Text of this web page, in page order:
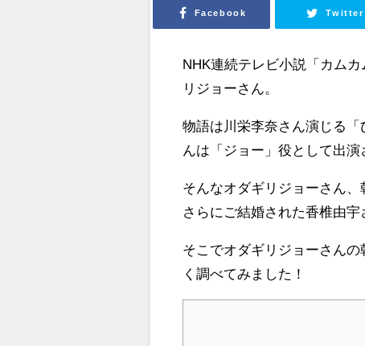
Facebook Twitter
NHK連続テレビ小説「カム
リジョーさん。
物語は川栄李奈さん演じる
んは「ジョー」役として出演
そんなオダギリジョーさん、
さらにご結婚された香椎由宇
そこでオダギリジョーさん
く調べてみました！